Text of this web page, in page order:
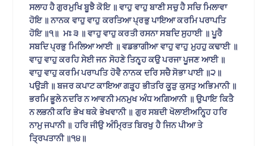
ਸਲਾਹ ਹੈ ਗੁਰਮੁਖਿ ਬੂਝੈ ਕੋਇ ॥ ਵਾਹੁ ਵਾਹੁ ਬਾਣੀ ਸਚੁ ਹੈ ਸਚਿ ਮਿਲਾਵਾ
ਹੋਇ ॥ ਨਾਨਕ ਵਾਹੁ ਵਾਹੁ ਕਰਤਿਆ ਪ੍ਰਭੁ ਪਾਇਆ ਕਰਮਿ ਪਰਾਪਤਿ
ਹੋਇ ॥੧॥ ਮਃ ੩ ॥ ਵਾਹੁ ਵਾਹੁ ਕਰਤੀ ਰਸਨਾ ਸਬਦਿ ਸੁਹਾਈ ॥ ਪੂਰੈ
ਸਬਦਿ ਪ੍ਰਭੁ ਮਿਲਿਆ ਆਈ ॥ ਵਡਭਾਗੀਆ ਵਾਹੁ ਵਾਹੁ ਮੁਹਹੁ ਕਢਾਈ ॥
ਵਾਹੁ ਵਾਹੁ ਕਰਹਿ ਸੇਈ ਜਨ ਸੋਹਣੇ ਤਿਨ੍ਹ੍ਹ ਕਉ ਪਰਜਾ ਪੂਜਣ ਆਈ ॥
ਵਾਹੁ ਵਾਹੁ ਕਰਮਿ ਪਰਾਪਤਿ ਹੋਵੈ ਨਾਨਕ ਦਰਿ ਸਚੈ ਸੋਭਾ ਪਾਈ ॥੨॥
ਪਉੜੀ ॥ ਬਜਰ ਕਪਾਟ ਕਾਇਆ ਗੜ੍ਹ੍ਹ ਭੀਤਰਿ ਕੂੜੁ ਕੁਸਤੁ ਅਭਿਮਾਨੀ ॥
ਭਰਮਿ ਭੂਲੇ ਨਦਰਿ ਨ ਆਵਨੀ ਮਨਮੁਖ ਅੰਧ ਅਗਿਆਨੀ ॥ ਉਪਾਇ ਕਿਤੈ
ਨ ਲਭਨੀ ਕਰਿ ਭੇਖ ਥਕੇ ਭੇਖਵਾਨੀ ॥ ਗੁਰ ਸਬਦੀ ਖੋਲਾਈਅਨ੍ਹ੍ਹਿ ਹਰਿ
ਨਾਮੁ ਜਪਾਨੀ ॥ ਹਰਿ ਜੀਉ ਅੰਮ੍ਰਿਤ ਬਿਰਖੁ ਹੈ ਜਿਨ ਪੀਆ ਤੇ
ਤ੍ਰਿਪਤਾਨੀ ॥੧੪॥